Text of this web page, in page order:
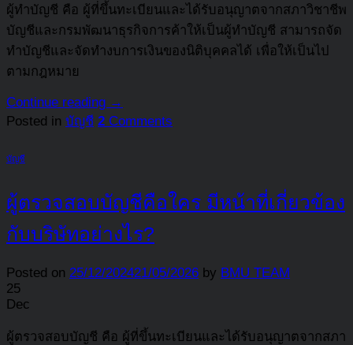
ผู้ทำบัญชี คือ ผู้ที่ขึ้นทะเบียนและได้รับอนุญาตจากสภาวิชาชีพ
บัญชีและกรมพัฒนาธุรกิจการค้าให้เป็นผู้ทำบัญชี สามารถจัด
ทำบัญชีและจัดทำงบการเงินของนิติบุคคลได้ เพื่อให้เป็นไป
ตามกฎหมาย
Continue reading →
Posted in บัญชี 2 Comments
บัญชี
ผู้ตรวจสอบบัญชีคือใคร มีหน้าที่เกี่ยวข้อง
กับบริษัทอย่างไร?
Posted on 25/12/202421/05/2026 by BMU TEAM
25
Dec
ผู้ตรวจสอบบัญชี คือ ผู้ที่ขึ้นทะเบียนและได้รับอนุญาตจากสภา